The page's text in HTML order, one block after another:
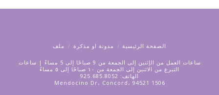
الصفحة الرئيسية مدونة او مذكرة ملف
ساعات العمل من الإثنين إلى الجمعة من 9 صباحًا إلى 5 مساءً | ساعات
التبرع من الاثنين إلى الجمعة من ١٠ صباحًا إلى ٥ مساءً
الهاتف: 925.685.8052
1506 Mendocino Dr، Concord، 94521